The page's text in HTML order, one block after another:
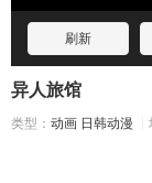
刷新
异人旅馆
类型： 动画 日韩动漫